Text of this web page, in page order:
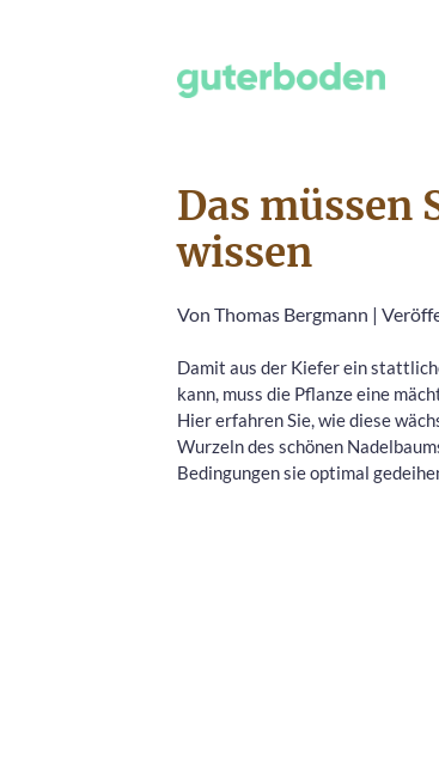
Das müssen
wissen
Von Thomas Bergmann |
Damit aus der Kiefer ein
kann, muss die Pflanze eine
Hier erfahren Sie, wie diese
Wurzeln des schönen
Bedingungen sie optimal